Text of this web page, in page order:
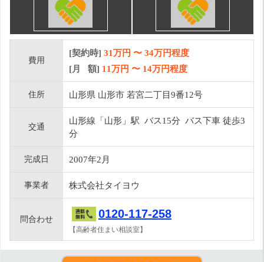
費用
[契約時] 31万円 〜 34万円程度
[月 額] 11万円 〜 14万円程度
住所 山形県 山形市 若宮二丁目9番12号
交通
山形線「山形」駅 バス15分 バス下車 徒歩3
分
完成日 2007年2月
事業者 株式会社タイヨウ
問合わせ 0120-117-258
【高齢者住まい相談室】